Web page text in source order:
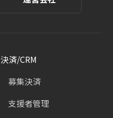
決済/CRM
募集決済
支援者管理